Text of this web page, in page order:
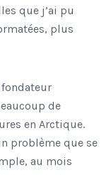
que j’ai pu
plus
fondateur
de
en Arctique.
problème que se
au mois